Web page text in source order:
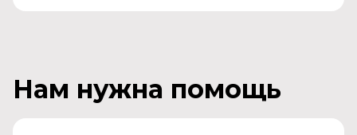
Нам нужна помощь